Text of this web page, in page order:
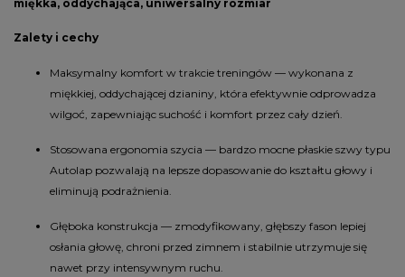
miękka, oddychająca, uniwersalny rozmiar
Zalety i cechy
Maksymalny komfort w trakcie treningów — wykonana z
miękkiej, oddychającej dzianiny, która efektywnie odprowadza
wilgoć, zapewniając suchość i komfort przez cały dzień.
Stosowana ergonomia szycia — bardzo mocne płaskie szwy typu
Autolap pozwalają na lepsze dopasowanie do kształtu głowy i
eliminują podrażnienia.
Głęboka konstrukcja — zmodyfikowany, głębszy fason lepiej
osłania głowę, chroni przed zimnem i stabilnie utrzymuje się
nawet przy intensywnym ruchu.